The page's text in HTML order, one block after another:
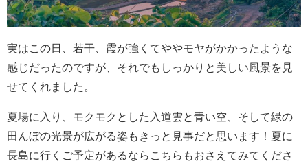
実はこの日、若干、霞が強くてややモヤがかかったような
感じだったのですが、それでもしっかりと美しい風景を見
せてくれました。
夏場に入り、モクモクとした入道雲と青い空、そして緑の
田んぼの光景が広がる姿もきっと見事だと思います！夏に
長島に行くご予定があるならこちらもおさえてみてくださ